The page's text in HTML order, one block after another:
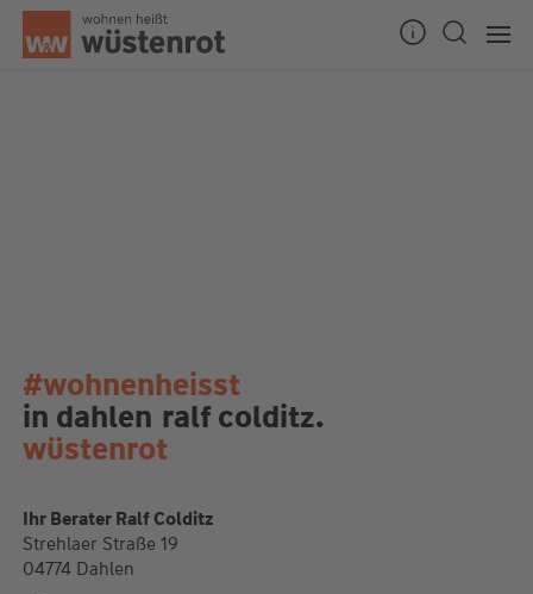
#wohnenheisst
in dahlen ralf colditz.
wüstenrot
Ihr Berater Ralf Colditz
Strehlaer Straße 19
04774 Dahlen